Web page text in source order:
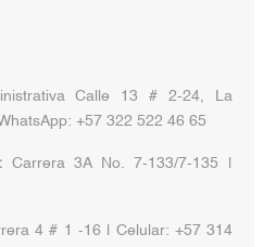
Calle 13 # 2-24, La
+57 322 522 46 65
Carrera 3A No. 7-133/7-135 |
4 # 1 -16 | Celular: +57 314